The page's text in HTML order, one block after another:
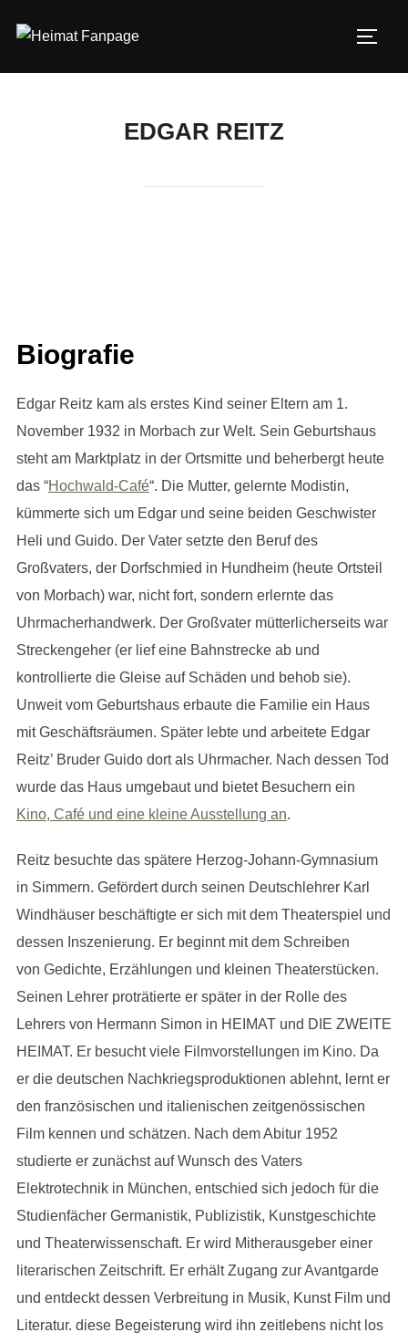
Inhalt
EDGAR REITZ
Biografie
Edgar Reitz kam als erstes Kind seiner Eltern am 1.
November 1932 in Morbach zur Welt. Sein Geburtshaus
steht am Marktplatz in der Ortsmitte und beherbergt heute
das “Hochwald-Café“. Die Mutter, gelernte Modistin,
kümmerte sich um Edgar und seine beiden Geschwister
Heli und Guido. Der Vater setzte den Beruf des
Großvaters, der Dorfschmied in Hundheim (heute Ortsteil
von Morbach) war, nicht fort, sondern erlernte das
Uhrmacherhandwerk. Der Großvater mütterlicherseits war
Streckengeher (er lief eine Bahnstrecke ab und
kontrollierte die Gleise auf Schäden und behob sie).
Unweit vom Geburtshaus erbaute die Familie ein Haus
mit Geschäftsräumen. Später lebte und arbeitete Edgar
Reitz’ Bruder Guido dort als Uhrmacher. Nach dessen Tod
wurde das Haus umgebaut und bietet Besuchern ein
Kino, Café und eine kleine Ausstellung an.
Reitz besuchte das spätere Herzog-Johann-Gymnasium
in Simmern. Gefördert durch seinen Deutschlehrer Karl
Windhäuser beschäftigte er sich mit dem Theaterspiel und
dessen Inszenierung. Er beginnt mit dem Schreiben
von Gedichte, Erzählungen und kleinen Theaterstücken.
Seinen Lehrer proträtierte er später in der Rolle des
Lehrers von Hermann Simon in HEIMAT und DIE ZWEITE
HEIMAT. Er besucht viele Filmvorstellungen im Kino. Da
er die deutschen Nachkriegsproduktionen ablehnt, lernt er
den französischen und italienischen zeitgenössischen
Film kennen und schätzen. Nach dem Abitur 1952
studierte er zunächst auf Wunsch des Vaters
Elektrotechnik in München, entschied sich jedoch für die
Studienfächer Germanistik, Publizistik, Kunstgeschichte
und Theaterwissenschaft. Er wird Mitherausgeber einer
literarischen Zeitschrift. Er erhält Zugang zur Avantgarde
und entdeckt dessen Verbreitung in Musik, Kunst Film und
Literatur. diese Begeisterung wird ihn zeitlebens nicht los